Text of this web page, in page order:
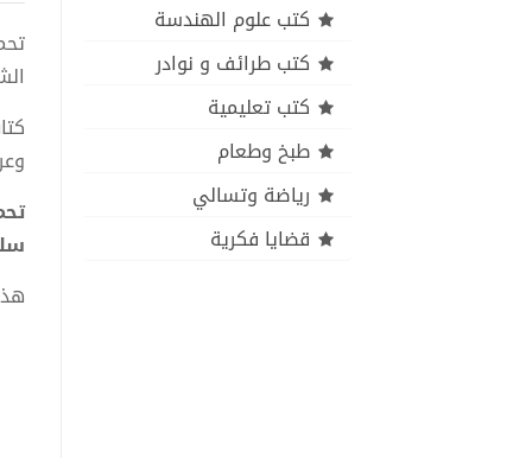
كتب علوم الهندسة
كتب طرائف و نوادر
كتب تعليمية
طبخ وطعام
رياضة وتسالي
قضايا فكرية